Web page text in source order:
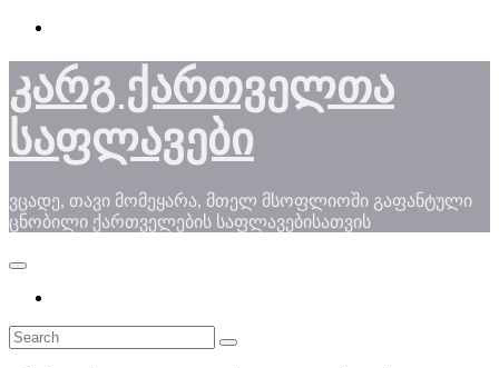
Skip
content
კარგ ქართველთა
საფლავები
ვცადე, თავი მომეყარა, მთელ მსოფლიოში გაფანტული
ცნობილი ქართველების საფლავებისათვის